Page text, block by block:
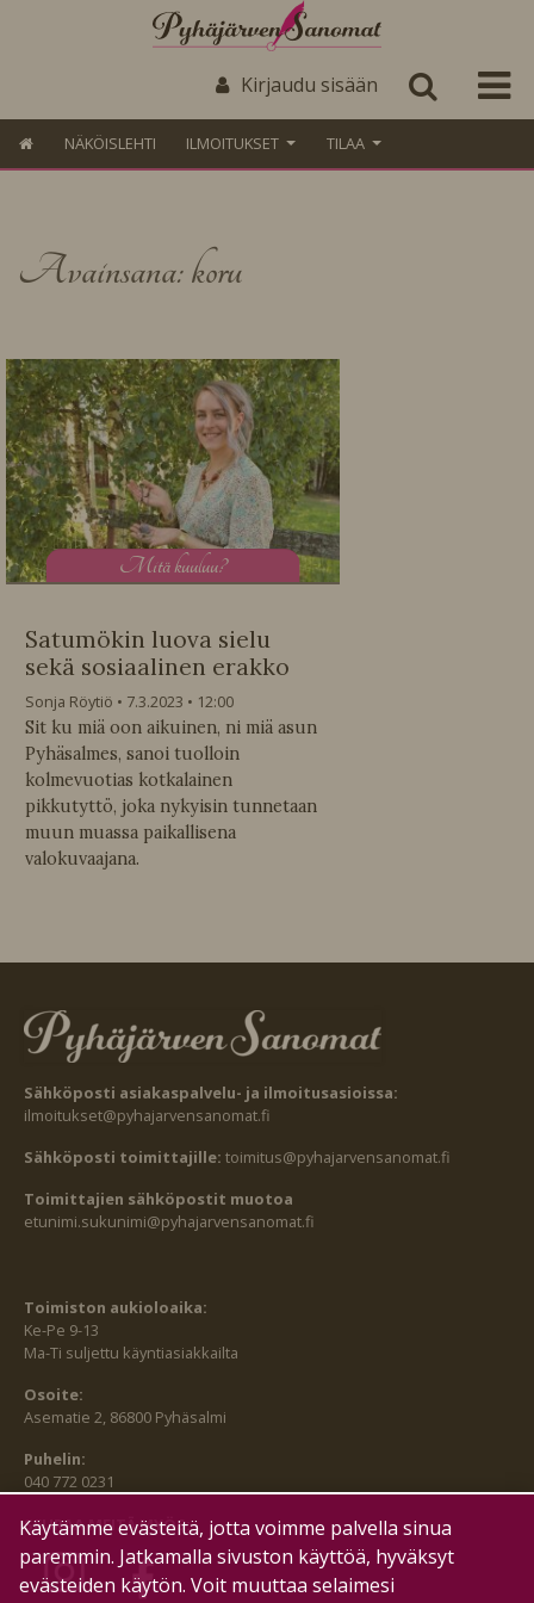
Kirjaudu sisään
NÄKÖISLEHTI ILMOITUKSET TILAA
Avainsana: koru
Mitä kuuluu?
Satumökin luova sielu
sekä sosiaalinen erakko
Sonja Röytiö 7.3.2023
12:00
Sit ku miä oon aikuinen, ni miä asun
Pyhäsalmes, sanoi tuolloin
kolmevuotias kotkalainen
pikkutyttö, joka nykyisin tunnetaan
muun muassa paikallisena
valokuvaajana.
Sähköposti asiakaspalvelu- ja ilmoitusasioissa:
ilmoitukset@pyhajarvensanomat.fi
Sähköposti toimittajille: toimitus@pyhajarvensanomat.fi
Toimittajien sähköpostit muotoa
etunimi.sukunimi@pyhajarvensanomat.fi
Toimiston aukioloaika:
Ke-Pe 9-13
Ma-Ti suljettu käyntiasiakkailta
Osoite:
Asematie 2, 86800 Pyhäsalmi
Puhelin:
040 772 0231
SEURAA MEITÄ MYÖS:
Käytämme evästeitä, jotta voimme palvella sinua
paremmin. Jatkamalla sivuston käyttöä, hyväksyt
evästeiden käytön. Voit muuttaa selaimesi